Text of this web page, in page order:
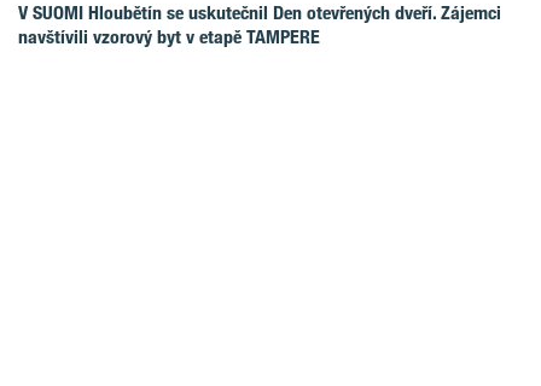
V SUOMI Hloubětín se uskutečnil Den otevřených dveří. Zájemci
navštívili vzorový byt v etapě TAMPERE